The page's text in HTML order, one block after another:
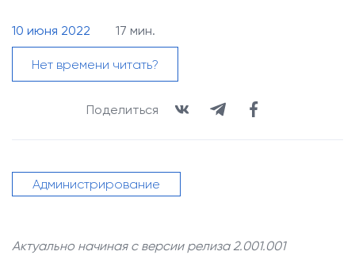
Основная
навигация
Цены
Уроки по 5S AUTO
О компании
Контакты
10 июня 2022 17 мин.
Нет времени читать?
Поделиться
Администрирование
Актуально начиная с версии релиза2.001.001